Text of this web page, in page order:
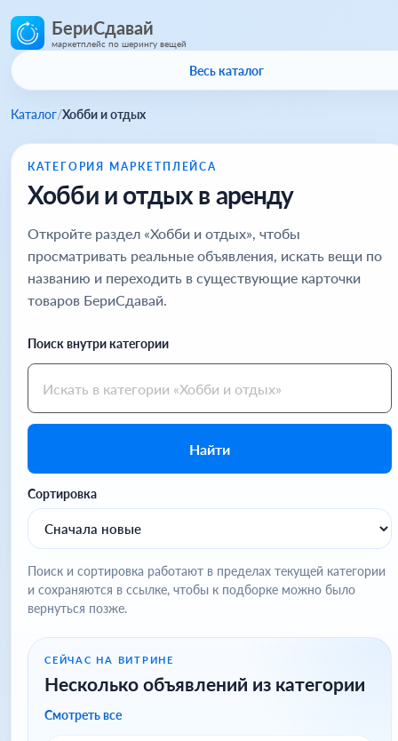
БериСдавай
маркетплейс по шерингу вещей
Весь каталог
Каталог/Хобби и отдых
КАТЕГОРИЯ МАРКЕТПЛЕЙСА
Хобби и отдых в аренду
Откройте раздел «Хобби и отдых», чтобы
просматривать реальные объявления, искать вещи по
названию и переходить в существующие карточки
товаров БериСдавай.
Поиск внутри категории
Найти
Сортировка
Поиск и сортировка работают в пределах текущей категории
и сохраняются в ссылке, чтобы к подборке можно было
вернуться позже.
СЕЙЧАС НА ВИТРИНЕ
Несколько объявлений из категории
Смотреть все